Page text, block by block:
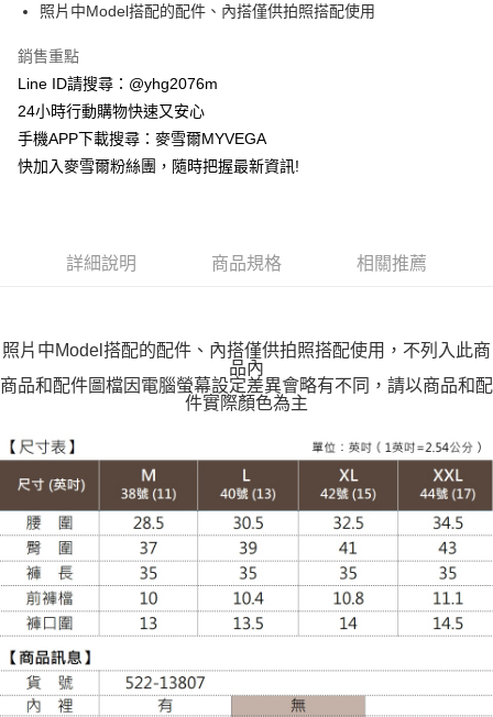
玉山商業銀行
星展（台灣）商業銀行
台灣樂天信用卡公司
貨到付款
運送方式
全家取貨付款
每筆NT$100，滿NT$599(含以上)免運費
每筆NT$100，滿NT$988(含以上)免運費
付款後萊爾富取貨
每筆NT$100，滿NT$988(含以上)免運費
7-11取貨付款
每筆NT$100，滿NT$988(含以上)免運費
付款後7-11取貨
每筆NT$100，滿NT$988(含以上)免運費
大嘴鳥宅配通
每筆NT$100，滿NT$988(含以上)免運費
貨到付款
每筆NT$120
照片中Model搭配的配件、內搭僅供拍照搭配使用
銷售重點
Line ID請搜尋：@yhg2076m
24小時行動購物快速又安心
手機APP下載搜尋：麥雪爾MYVEGA
快加入麥雪爾粉絲團，隨時把握最新資訊!
詳細說明 商品規格 相關推薦
照片中Model搭配的配件、內搭僅供拍照搭配使用，不列入此商
品內
商品和配件圖檔因電腦螢幕設定差異會略有不同，請以商品和配
件實際顏色為主